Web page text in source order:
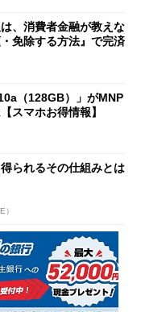
、消費者金融が教えな
免除する方法』で完済
（128GB）」がMNP
スマホお得情報】
られるその仕組みとは
）